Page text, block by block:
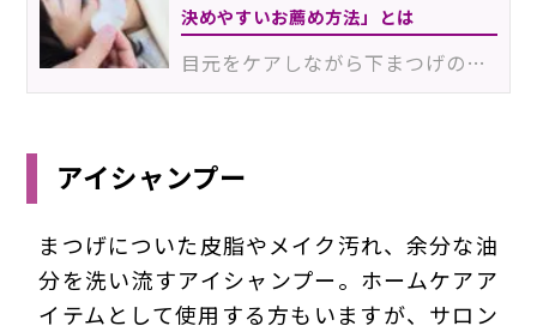
決めやすいお薦め方法」とは
目元をケアしながら下まつげの保護もできる「目元パック」は、ぜひおすすめしたいオプションメニュー。ど…
アイシャンプー
まつげについた皮脂やメイク汚れ、余分な油
分を洗い流すアイシャンプー。ホームケアア
イテムとして使用する方もいますが、サロン